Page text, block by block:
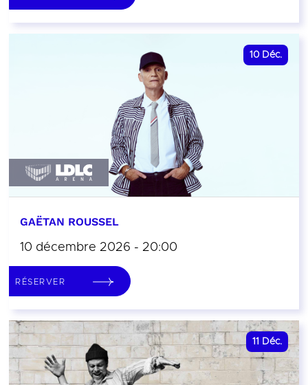
10 Déc.
GAËTAN ROUSSEL
10 décembre 2026 - 20:00
RÉSERVER
11 Déc.